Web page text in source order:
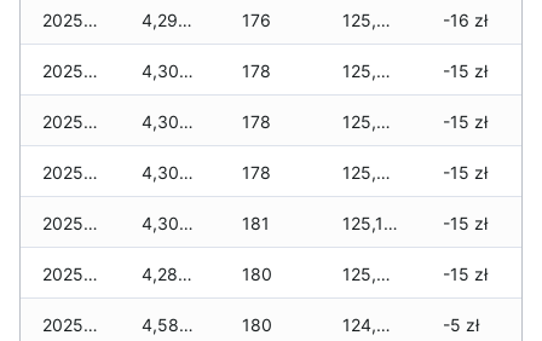
2025-12-21 4,292 zł 176 125,667 zł -16 zł
2025-12-20 4,300 zł 178 125,573 zł -15 zł
2025-12-19 4,300 zł 178 125,449 zł -15 zł
2025-12-18 4,300 zł 178 125,233 zł -15 zł
2025-12-17 4,300 zł 181 125,165 zł -15 zł
2025-12-16 4,288 zł 180 125,009 zł -15 zł
2025-12-15 4,588 zł 180 124,939 zł -5 zł